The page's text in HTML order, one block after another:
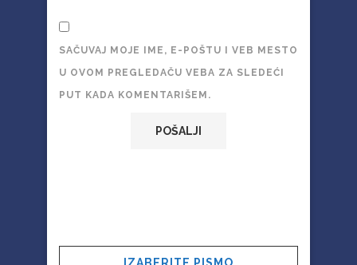
SAČUVAJ MOJE IME, E-POŠTU I VEB MESTO
U OVOM PREGLEDAČU VEBA ZA SLEDEĆI
PUT KADA KOMENTARIŠEM.